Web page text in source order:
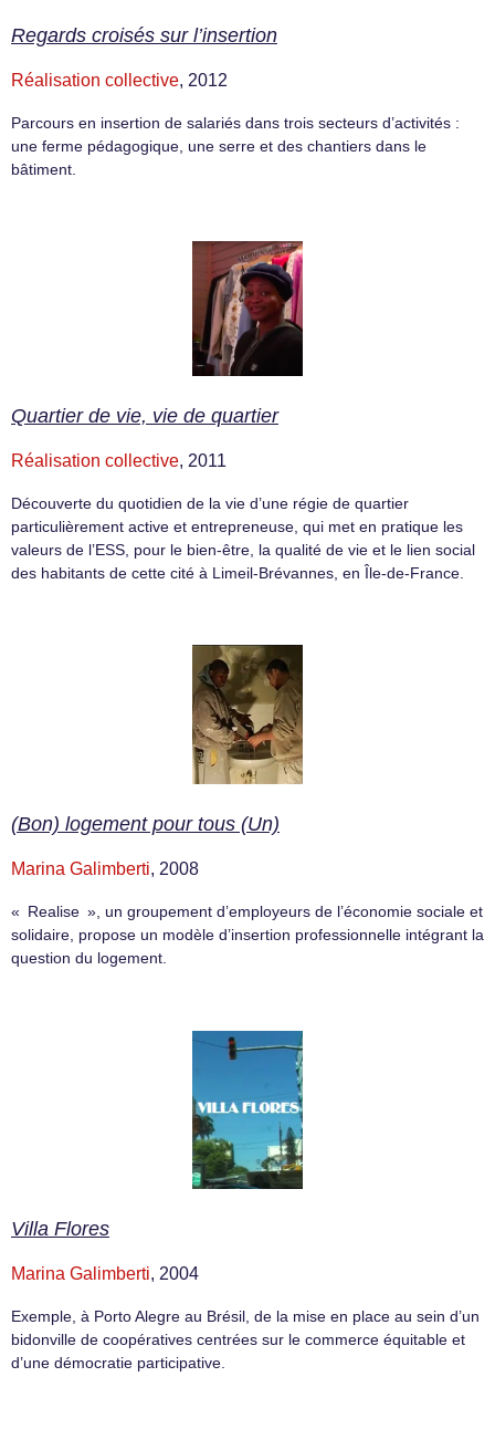
Regards croisés sur l’insertion
Réalisation collective, 2012
Parcours en insertion de salariés dans trois secteurs d’activités :
une ferme pédagogique, une serre et des chantiers dans le
bâtiment.
Quartier de vie, vie de quartier
Réalisation collective, 2011
Découverte du quotidien de la vie d’une régie de quartier
particulièrement active et entrepreneuse, qui met en pratique les
valeurs de l’ESS, pour le bien-être, la qualité de vie et le lien social
des habitants de cette cité à Limeil-Brévannes, en Île-de-France.
(Bon) logement pour tous (Un)
Marina Galimberti, 2008
« Realise », un groupement d’employeurs de l’économie sociale et
solidaire, propose un modèle d’insertion professionnelle intégrant la
question du logement.
Villa Flores
Marina Galimberti, 2004
Exemple, à Porto Alegre au Brésil, de la mise en place au sein d’un
bidonville de coopératives centrées sur le commerce équitable et
d’une démocratie participative.